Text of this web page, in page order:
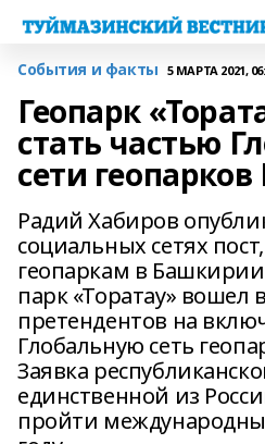
События и факты 5 МАРТА 2021,
Геопарк
стать частью
сети
Радий Хабиров
социальных сетях
геопаркам в
парк «Торатау» вошел
претендентов на
Глобальную сеть
Заявка
единственной из
пройти